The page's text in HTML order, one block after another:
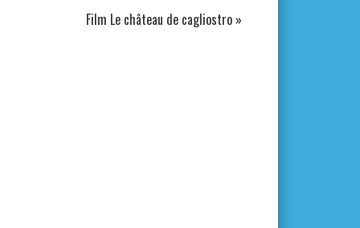
Film Le château de cagliostro »